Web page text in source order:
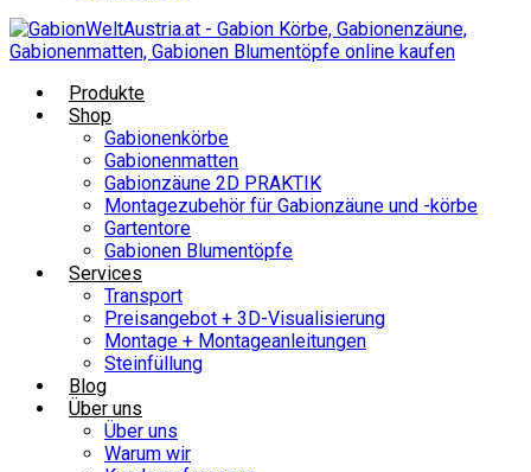
Produkte
Shop
Gabionenkörbe
Gabionenmatten
Gabionzäune 2D PRAKTIK
Montagezubehör für Gabionzäune und -körbe
Gartentore
Gabionen Blumentöpfe
Services
Transport
Preisangebot + 3D-Visualisierung
Montage + Montageanleitungen
Steinfüllung
Blog
Über uns
Über uns
Warum wir